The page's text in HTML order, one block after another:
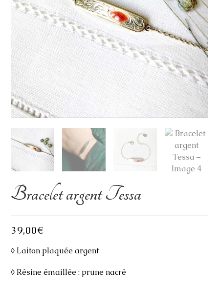
Bracelet argent Tessa
39,00€
◊ Laiton plaquée argent
◊ Résine émaillée : prune nacré